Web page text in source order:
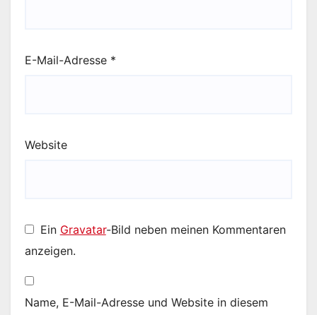
E-Mail-Adresse *
Website
Ein Gravatar-Bild neben meinen Kommentaren
anzeigen.
Name, E-Mail-Adresse und Website in diesem